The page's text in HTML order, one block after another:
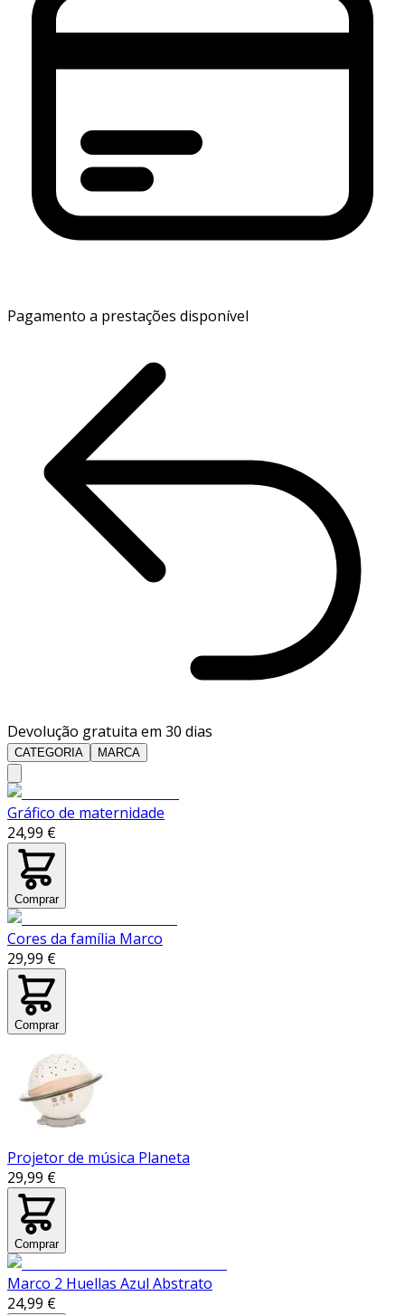
Pagamento a prestações disponível
Devolução gratuita em 30 dias
CATEGORIA MARCA
Gráfico de maternidade
24,99 €
Comprar
Cores da família Marco
29,99 €
Comprar
Projetor de música Planeta
29,99 €
Comprar
Marco 2 Huellas Azul Abstrato
24,99 €